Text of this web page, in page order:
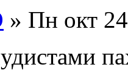
» Пн окт